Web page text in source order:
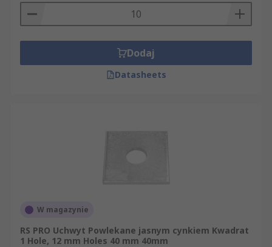
Dodaj
Datasheets
W magazynie
RS PRO Uchwyt Powlekane jasnym cynkiem Kwadrat
1 Hole, 12 mm Holes 40 mm 40mm